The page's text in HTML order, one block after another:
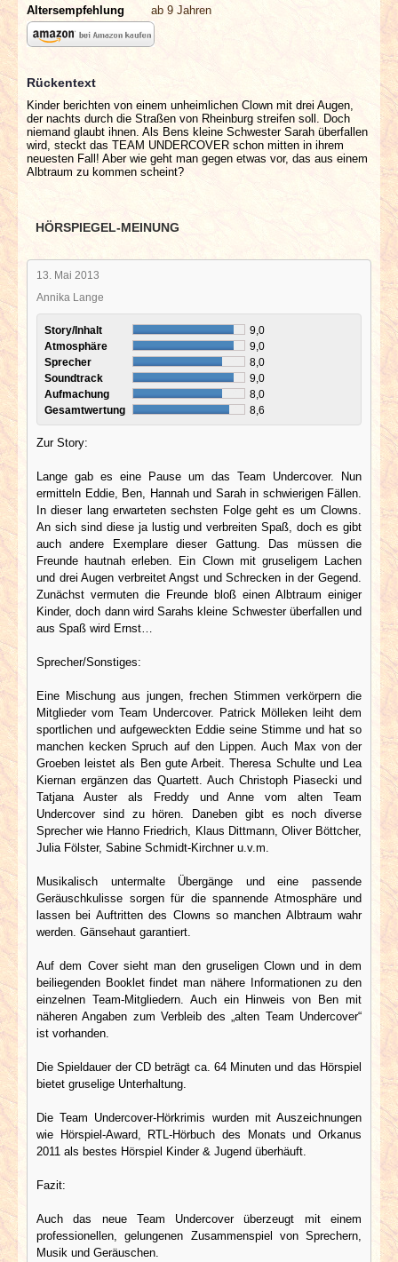
Altersempfehlung
ab 9 Jahren
Rückentext
Kinder berichten von einem unheimlichen Clown mit drei Augen,
der nachts durch die Straßen von Rheinburg streifen soll. Doch
niemand glaubt ihnen. Als Bens kleine Schwester Sarah überfallen
wird, steckt das TEAM UNDERCOVER schon mitten in ihrem
neuesten Fall! Aber wie geht man gegen etwas vor, das aus einem
Albtraum zu kommen scheint?
HÖRSPIEGEL-MEINUNG
13. Mai 2013
Annika Lange
Story/Inhalt
9,0
Atmosphäre
9,0
Sprecher
8,0
Soundtrack
9,0
Aufmachung
8,0
Gesamtwertung
8,6
Zur Story:
Lange gab es eine Pause um das Team Undercover. Nun
ermitteln Eddie, Ben, Hannah und Sarah in schwierigen Fällen.
In dieser lang erwarteten sechsten Folge geht es um Clowns.
An sich sind diese ja lustig und verbreiten Spaß, doch es gibt
auch andere Exemplare dieser Gattung. Das müssen die
Freunde hautnah erleben. Ein Clown mit gruseligem Lachen
und drei Augen verbreitet Angst und Schrecken in der Gegend.
Zunächst vermuten die Freunde bloß einen Albtraum einiger
Kinder, doch dann wird Sarahs kleine Schwester überfallen und
aus Spaß wird Ernst…
Sprecher/Sonstiges:
Eine Mischung aus jungen, frechen Stimmen verkörpern die
Mitglieder vom Team Undercover. Patrick Mölleken leiht dem
sportlichen und aufgeweckten Eddie seine Stimme und hat so
manchen kecken Spruch auf den Lippen. Auch Max von der
Groeben leistet als Ben gute Arbeit. Theresa Schulte und Lea
Kiernan ergänzen das Quartett. Auch Christoph Piasecki und
Tatjana Auster als Freddy und Anne vom alten Team
Undercover sind zu hören. Daneben gibt es noch diverse
Sprecher wie Hanno Friedrich, Klaus Dittmann, Oliver Böttcher,
Julia Fölster, Sabine Schmidt-Kirchner u.v.m.
Musikalisch untermalte Übergänge und eine passende
Geräuschkulisse sorgen für die spannende Atmosphäre und
lassen bei Auftritten des Clowns so manchen Albtraum wahr
werden. Gänsehaut garantiert.
Auf dem Cover sieht man den gruseligen Clown und in dem
beiliegenden Booklet findet man nähere Informationen zu den
einzelnen Team-Mitgliedern. Auch ein Hinweis von Ben mit
näheren Angaben zum Verbleib des „alten Team Undercover“
ist vorhanden.
Die Spieldauer der CD beträgt ca. 64 Minuten und das Hörspiel
bietet gruselige Unterhaltung.
Die Team Undercover-Hörkrimis wurden mit Auszeichnungen
wie Hörspiel-Award, RTL-Hörbuch des Monats und Orkanus
2011 als bestes Hörspiel Kinder & Jugend überhäuft.
Fazit:
Auch das neue Team Undercover überzeugt mit einem
professionellen, gelungenen Zusammenspiel von Sprechern,
Musik und Geräuschen.